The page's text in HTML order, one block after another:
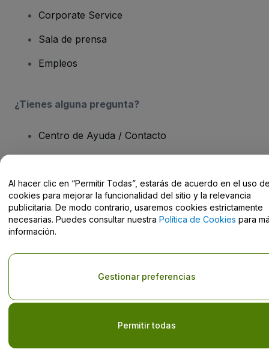
Corporate Service
Sala de prensa
Empleos
¿Tienes alguna pregunta?
Centro de Ayuda / Contacto
Derechos reservados © viagogo GmbH 2026 Datos de la Empresa
El uso de este sitio web constituye la aceptación de los
Términos y
Condiciones , de laPolítica de Privacidad, de laPolítica de Cookies
y de laPolítica de Privacidad para Móviles
privacidad
Al hacer clic en “Permitir Todas”, estarás de acuerdo en el uso
cookies para mejorar la funcionalidad del sitio y la relevancia
publicitaria. De modo contrario, usaremos cookies estrictamente
necesarias. Puedes consultar nuestra Política de Cookies para
información.
Permitir todas
Gestionar preferencias